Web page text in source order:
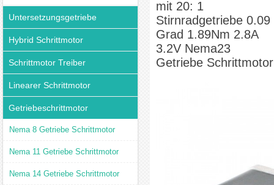
Untersetzungsgetriebe
Hybrid Schrittmotor
Schrittmotor Treiber
Linearer Schrittmotor
Getriebeschrittmotor
Nema 8 Getriebe Schrittmotor
Nema 11 Getriebe Schrittmotor
Nema 14 Getriebe Schrittmotor
mit 20: 1
Stirnradgetriebe 0.09
Grad 1.89Nm 2.8A
3.2V Nema23
Getriebe Schrittmotor